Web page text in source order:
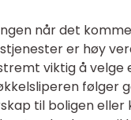
når det
er høy
viktig å velge
følger
til boligen